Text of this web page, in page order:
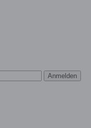
Anmelden